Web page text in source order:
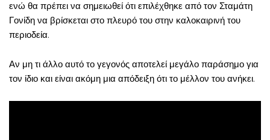
ενώ θα πρέπει να σημειωθεί ότι επιλέχθηκε από τον Σταμάτη
Γονίδη να βρίσκεται στο πλευρό του στην καλοκαιρινή του
περιοδεία.
Αν μη τι άλλο αυτό το γεγονός αποτελεί μεγάλο παράσημο για
τον ίδιο και είναι ακόμη μια απόδειξη ότι το μέλλον του ανήκει.